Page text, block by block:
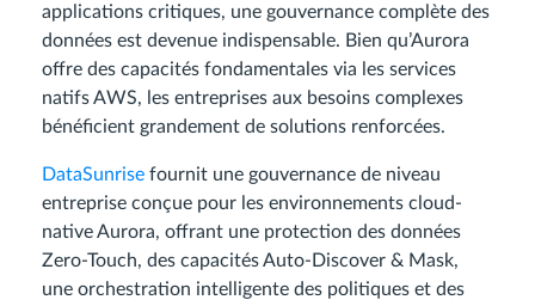
applications critiques, une gouvernance complète des
données est devenue indispensable. Bien qu’Aurora
offre des capacités fondamentales via les services
natifs AWS, les entreprises aux besoins complexes
bénéficient grandement de solutions renforcées.
DataSunrise fournit une gouvernance de niveau
entreprise conçue pour les environnements cloud-
native Aurora, offrant une protection des données
Zero-Touch, des capacités Auto-Discover & Mask,
une orchestration intelligente des politiques et des